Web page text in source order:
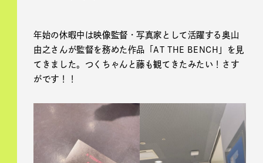
年始の休暇中は映像監督・写真家として活躍する奥山
由之さんが監督を務めた作品「AT THE BENCH」を見
てきました。つくちゃんと藤も観てきたみたい！さす
がです！！